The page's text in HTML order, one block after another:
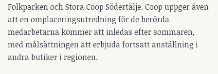
Folkparken och Stora Coop Södertälje. Coop uppger även
att en omplaceringsutredning för de berörda
medarbetarna kommer att inledas efter sommaren,
med målsättningen att erbjuda fortsatt anställning i
andra butiker i regionen.